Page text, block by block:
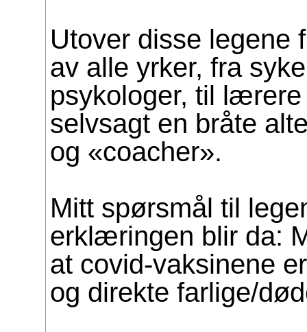
Utover disse legene
av alle yrker, fra
psykologer, til
selvsagt en bråte
og «coacher».
Mitt spørsmål til
erklæringen blir da:
at covid-vaksinene
og direkte farlige/